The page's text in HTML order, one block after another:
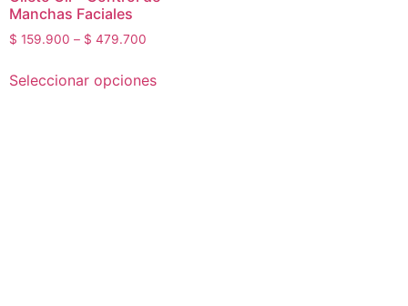
Manchas Faciales
$ 159.900 – $ 479.700
Seleccionar opciones